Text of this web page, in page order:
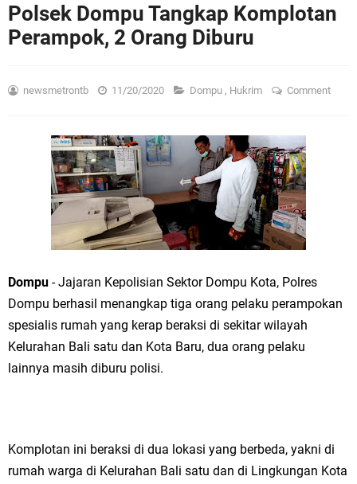
Polsek Dompu Tangkap Komplotan
Perampok, 2 Orang Diburu
newsmetrontb 11/20/2020 Dompu , Hukrim Comment
Dompu - Jajaran Kepolisian Sektor Dompu Kota, Polres
Dompu berhasil menangkap tiga orang pelaku perampokan
spesialis rumah yang kerap beraksi di sekitar wilayah
Kelurahan Bali satu dan Kota Baru, dua orang pelaku
lainnya masih diburu polisi.
Komplotan ini beraksi di dua lokasi yang berbeda, yakni di
rumah warga di Kelurahan Bali satu dan di Lingkungan Kota